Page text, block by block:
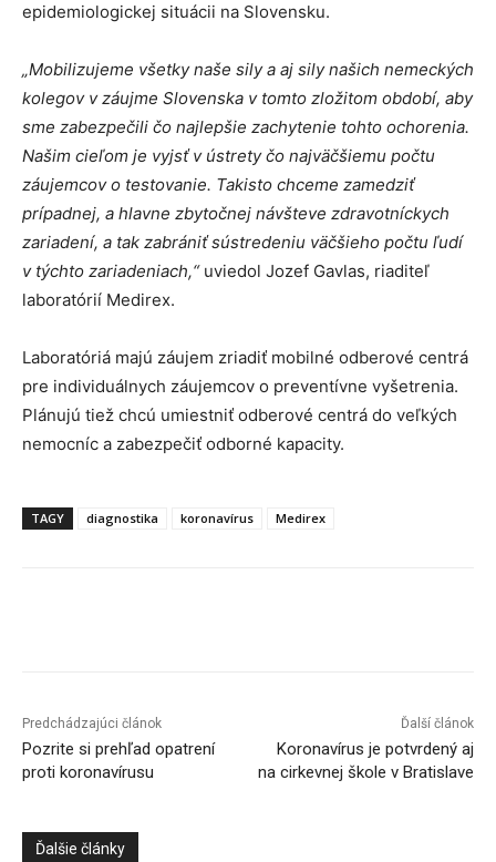
epidemiologickej situácii na Slovensku.
„Mobilizujeme všetky naše sily a aj sily našich nemeckých
kolegov v záujme Slovenska v tomto zložitom období, aby
sme zabezpečili čo najlepšie zachytenie tohto ochorenia.
Našim cieľom je vyjsť v ústrety čo najväčšiemu počtu
záujemcov o testovanie. Takisto chceme zamedziť
prípadnej, a hlavne zbytočnej návšteve zdravotníckych
zariadení, a tak zabrániť sústredeniu väčšieho počtu ľudí
v týchto zariadeniach,“uviedol Jozef Gavlas, riaditeľ
laboratórií Medirex.
Laboratóriá majú záujem zriadiť mobilné odberové centrá
pre individuálnych záujemcov o preventívne vyšetrenia.
Plánujú tiež chcú umiestniť odberové centrá do veľkých
nemocníc a zabezpečiť odborné kapacity.
TAGY diagnostika koronavírus Medirex
Predchádzajúci článok
Pozrite si prehľad opatrení
proti koronavírusu
Ďalší článok
Koronavírus je potvrdený aj
na cirkevnej škole v Bratislave
Ďalšie články